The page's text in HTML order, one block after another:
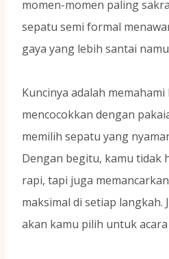
momen-momen paling
sepatu semi formal
gaya yang lebih santai
Kuncinya adalah
mencocokkan dengan
memilih sepatu yang
Dengan begitu, kamu tidak
rapi, tapi juga
maksimal di setiap langkah.
akan kamu pilih untuk